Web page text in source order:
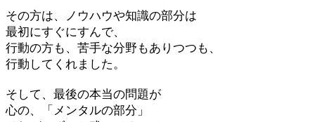
その方は、ノウハウや知識の部分は
最初にすぐにすんで、
行動の方も、苦手な分野もありつつも、
行動してくれました。
そして、最後の本当の問題が
心の、「メンタルの部分」